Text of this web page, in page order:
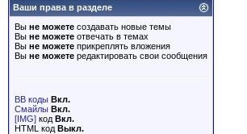
Ваши права в разделе
Вы не можете создавать новые темы
Вы не можете отвечать в темах
Вы не можете прикреплять вложения
Вы не можете редактировать свои сообщения
BB коды Вкл.
Смайлы Вкл.
[IMG] код Вкл.
HTML код Выкл.